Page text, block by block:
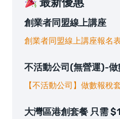
創業者同盟線上講座
創業者同盟線上講座報名
不活動公司(無營運)-
【不活動公司】做數報稅
大灣區港創套餐 只需